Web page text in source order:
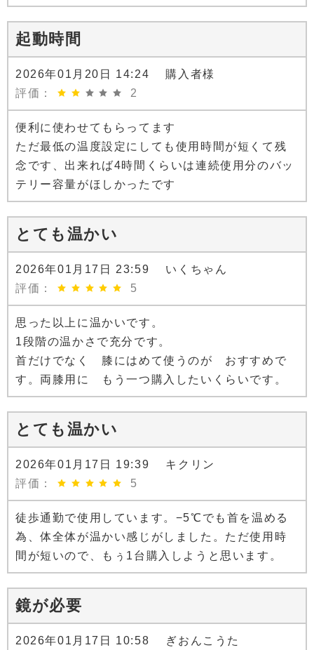
起動時間
2026年01月20日 14:24 購入者様
評価：
2
便利に使わせてもらってます
ただ最低の温度設定にしても使用時間が短くて残
念です、出来れば4時間くらいは連続使用分のバッ
テリー容量がほしかったです
とても温かい
2026年01月17日 23:59 いくちゃん
評価：
5
思った以上に温かいです。
1段階の温かさで充分です。
首だけでなく 膝にはめて使うのが おすすめで
す。両膝用に もう一つ購入したいくらいです。
とても温かい
2026年01月17日 19:39 キクリン
評価：
5
徒歩通勤で使用しています。−5℃でも首を温める
為、体全体が温かい感じがしました。ただ使用時
間が短いので、もぅ1台購入しようと思います。
鏡が必要
2026年01月17日 10:58 ぎおんこうた